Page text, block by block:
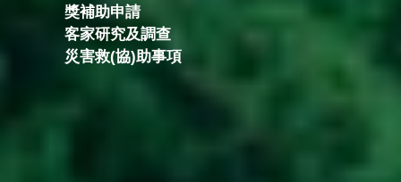
關鍵字搜尋
獎補助申請
客家研究及調查
災害救(協)助事項